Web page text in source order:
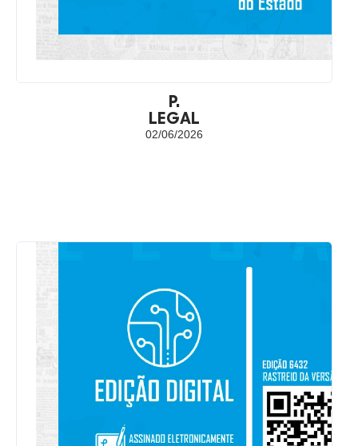
P.
LEGAL
02/06/2026